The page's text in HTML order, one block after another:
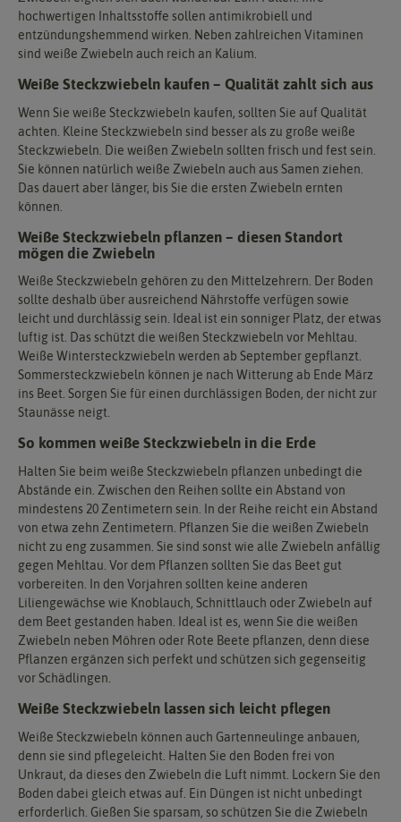
hochwertigen Inhaltsstoffe sollen antimikrobiell und
entzündungshemmend wirken. Neben zahlreichen Vitaminen
sind weiße Zwiebeln auch reich an Kalium.
Weiße Steckzwiebeln kaufen – Qualität zahlt sich aus
Wenn Sie weiße Steckzwiebeln kaufen, sollten Sie auf Qualität
achten. Kleine Steckzwiebeln sind besser als zu große weiße
Steckzwiebeln. Die weißen Zwiebeln sollten frisch und fest sein.
Sie können natürlich weiße Zwiebeln auch aus Samen ziehen.
Das dauert aber länger, bis Sie die ersten Zwiebeln ernten
können.
Weiße Steckzwiebeln pflanzen – diesen Standort
mögen die Zwiebeln
Weiße Steckzwiebeln gehören zu den Mittelzehrern. Der Boden
sollte deshalb über ausreichend Nährstoffe verfügen sowie
leicht und durchlässig sein. Ideal ist ein sonniger Platz, der etwas
luftig ist. Das schützt die weißen Steckzwiebeln vor Mehltau.
Weiße Wintersteckzwiebeln werden ab September gepflanzt.
Sommersteckzwiebeln können je nach Witterung ab Ende März
ins Beet. Sorgen Sie für einen durchlässigen Boden, der nicht zur
Staunässe neigt.
So kommen weiße Steckzwiebeln in die Erde
Halten Sie beim weiße Steckzwiebeln pflanzen unbedingt die
Abstände ein. Zwischen den Reihen sollte ein Abstand von
mindestens 20 Zentimetern sein. In der Reihe reicht ein Abstand
von etwa zehn Zentimetern. Pflanzen Sie die weißen Zwiebeln
nicht zu eng zusammen. Sie sind sonst wie alle Zwiebeln anfällig
gegen Mehltau. Vor dem Pflanzen sollten Sie das Beet gut
vorbereiten. In den Vorjahren sollten keine anderen
Liliengewächse wie Knoblauch, Schnittlauch oder Zwiebeln auf
dem Beet gestanden haben. Ideal ist es, wenn Sie die weißen
Zwiebeln neben Möhren oder Rote Beete pflanzen, denn diese
Pflanzen ergänzen sich perfekt und schützen sich gegenseitig
vor Schädlingen.
Weiße Steckzwiebeln lassen sich leicht pflegen
Weiße Steckzwiebeln können auch Gartenneulinge anbauen,
denn sie sind pflegeleicht. Halten Sie den Boden frei von
Unkraut, da dieses den Zwiebeln die Luft nimmt. Lockern Sie den
Boden dabei gleich etwas auf. Ein Düngen ist nicht unbedingt
erforderlich. Gießen Sie sparsam, so schützen Sie die Zwiebeln